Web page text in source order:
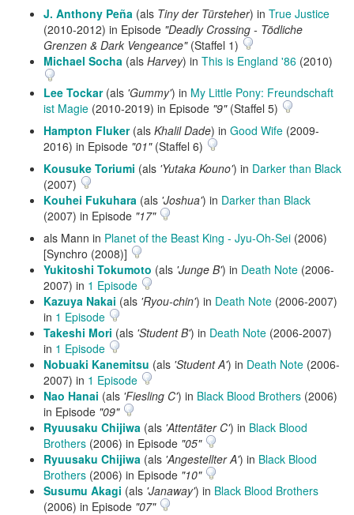
J. Anthony Peña (als Tiny der Türsteher) in True Justice
(2010-2012) in Episode "Deadly Crossing - Tödliche
Grenzen & Dark Vengeance"(Staffel 1)
Michael Socha (als Harvey) in This is England '86 (2010)
Lee Tockar(als 'Gummy') in My Little Pony: Freundschaft
ist Magie (2010-2019) in Episode "9"(Staffel 5)
Hampton Fluker(als Khalil Dade) in Good Wife (2009-
2016) in Episode "01"(Staffel 6)
Kousuke Toriumi (als 'Yutaka Kouno') in Darker than Black
(2007)
Kouhei Fukuhara (als 'Joshua') in Darker than Black
(2007) in Episode "17"
als Mann in Planet of the Beast King - Jyu-Oh-Sei (2006)
[Synchro (2008)]
Yukitoshi Tokumoto (als 'Junge B') in Death Note (2006-
2007) in 1 Episode
Kazuya Nakai (als 'Ryou-chin') in Death Note (2006-2007)
in 1 Episode
Takeshi Mori (als 'Student B') in Death Note (2006-2007)
in 1 Episode
Nobuaki Kanemitsu (als 'Student A') in Death Note (2006-
2007) in 1 Episode
Nao Hanai (als 'Fiesling C') in Black Blood Brothers (2006)
in Episode "09"
Ryuusaku Chijiwa (als 'Attentäter C') in Black Blood
Brothers (2006) in Episode "05"
Ryuusaku Chijiwa (als 'Angestellter A') in Black Blood
Brothers (2006) in Episode "10"
Susumu Akagi (als 'Janaway') in Black Blood Brothers
(2006) in Episode "07"